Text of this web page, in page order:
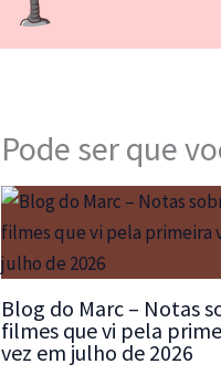
Pode ser que
Blog do Marc – Notas
filmes que vi pela
vez em julho de 2026